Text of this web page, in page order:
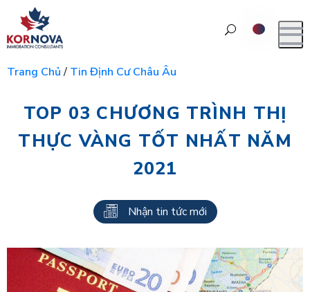
Trang Chủ/ Tin Định Cư Châu Âu
TOP 03 CHƯƠNG TRÌNH THỊ
THỰC VÀNG TỐT NHẤT NĂM
2021
Nhận tin tức mới